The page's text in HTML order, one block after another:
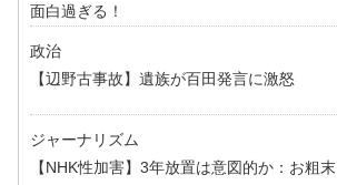
面白過ぎる！
政治
【辺野古事故】遺族が百田発言に激怒
ジャーナリズム
【NHK性加害】3年放置は意図的か：お粗末